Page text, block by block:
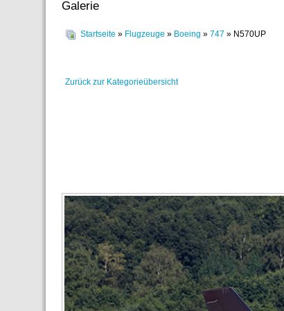
Galerie
Startseite » Flugzeuge » Boeing »747 » N570UP
Zurück zur Kategorieübersicht